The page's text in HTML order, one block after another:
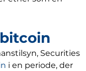
Securities
i en periode, der